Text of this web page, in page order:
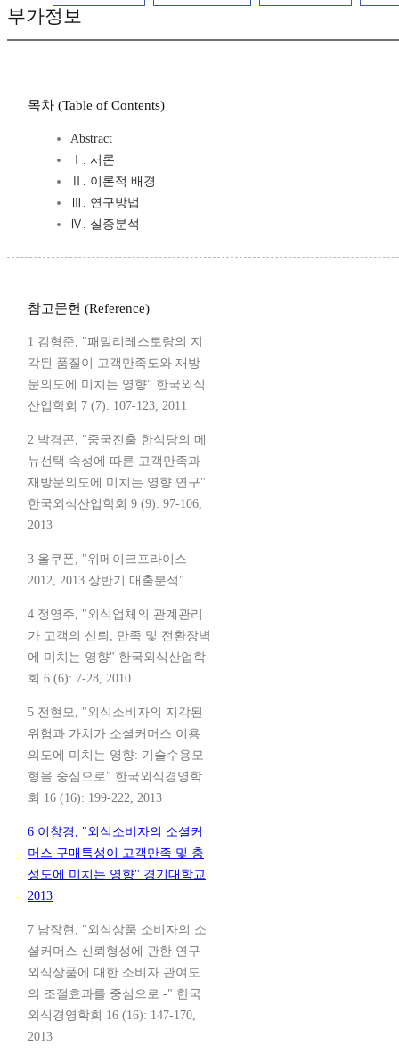
부가정보
목차 (Table of Contents)
Abstract
Ⅰ. 서론
Ⅱ. 이론적 배경
Ⅲ. 연구방법
Ⅳ. 실증분석
참고문헌 (Reference)
1 김형준, "패밀리레스토랑의 지
각된 품질이 고객만족도와 재방
문의도에 미치는 영향" 한국외식
산업학회 7 (7): 107-123, 2011
2 박경곤, "중국진출 한식당의 메
뉴선택 속성에 따른 고객만족과
재방문의도에 미치는 영향 연구"
한국외식산업학회 9 (9): 97-106,
2013
3 올쿠폰, "위메이크프라이스
2012, 2013 상반기 매출분석"
4 정영주, "외식업체의 관계관리
가 고객의 신뢰, 만족 및 전환장벽
에 미치는 영향" 한국외식산업학
회 6 (6): 7-28, 2010
5 전현모, "외식소비자의 지각된
위험과 가치가 소셜커머스 이용
의도에 미치는 영향: 기술수용모
형을 중심으로" 한국외식경영학
회 16 (16): 199-222, 2013
6 이창경, "외식소비자의 소셜커
머스 구매특성이 고객만족 및 충
성도에 미치는 영향" 경기대학교
2013
7 남장현, "외식상품 소비자의 소
셜커머스 신뢰형성에 관한 연구-
외식상품에 대한 소비자 관여도
의 조절효과를 중심으로 -" 한국
외식경영학회 16 (16): 147-170,
2013